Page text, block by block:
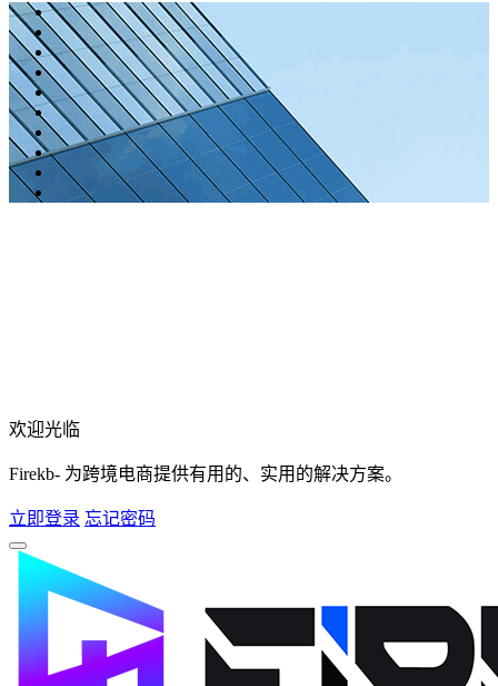
欢迎光临
Firekb- 为跨境电商提供有用的、实用的解决方案。
立即登录 忘记密码